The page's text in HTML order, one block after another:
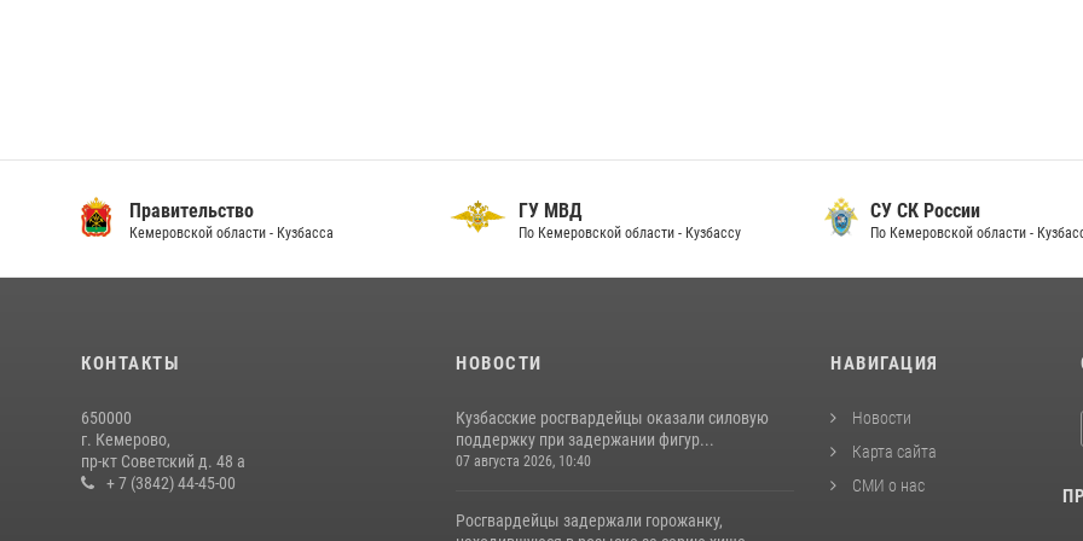
Правительство
Кемеровской области - Кузбасса
ГУ МВД
По Кемеровской области - Кузбассу
СУ СК России
По Кемеровской области -
КОНТАКТЫ
650000
г. Кемерово,
пр-кт Советский д. 48 а
+ 7 (3842) 44-45-00
НОВОСТИ
Кузбасские росгвардейцы оказали силовую
поддержку при задержании фигур...
07 августа 2026, 10:40
Росгвардейцы задержали горожанку,
НАВИГАЦИЯ
Новости
Карта сайта
СМИ о нас